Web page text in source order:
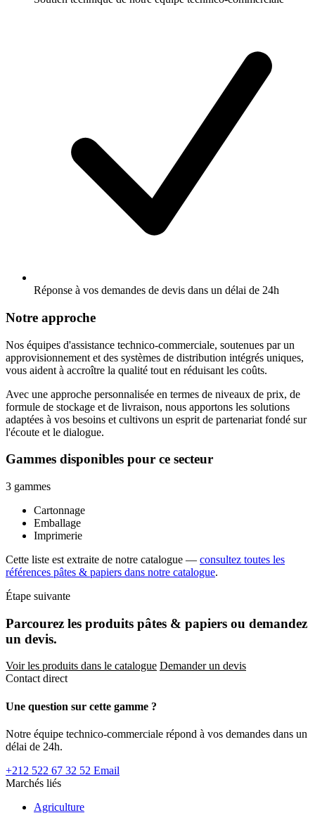
Réponse à vos demandes de devis dans un délai de 24h
Notre approche
Nos équipes d'assistance technico-commerciale, soutenues par un
approvisionnement et des systèmes de distribution intégrés uniques,
vous aident à accroître la qualité tout en réduisant les coûts.
Avec une approche personnalisée en termes de niveaux de prix, de
formule de stockage et de livraison, nous apportons les solutions
adaptées à vos besoins et cultivons un esprit de partenariat fondé sur
l'écoute et le dialogue.
Gammes disponibles pour ce secteur
3 gammes
Cartonnage
Emballage
Imprimerie
Cette liste est extraite de notre catalogue — consultez toutes les
références pâtes & papiers dans notre catalogue.
Étape suivante
Parcourez les produits pâtes & papiers ou demandez
un devis.
Voir les produits dans le catalogue Demander un devis
Contact direct
Une question sur cette gamme ?
Notre équipe technico-commerciale répond à vos demandes dans un
délai de 24h.
+212 522 67 32 52 Email
Marchés liés
Agriculture